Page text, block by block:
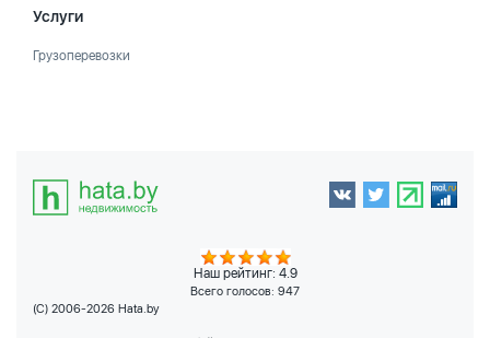
Услуги
Грузоперевозки
Наш рейтинг: 4.9
Всего голосов: 947
(C) 2006-2026 Hata.by